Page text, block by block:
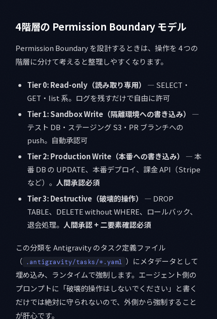
4階層の Permission Boundary モデル
Permission Boundary を設計するときは、操作を 4 つの
階層に分けて考えると整理しやすくなります。
Tier 0: Read-only（読み取り専用）
— SELECT・
GET・list 系。ログを残すだけで自由に許可
Tier 1: Sandbox Write（隔離環境への書き込み）
—
テスト DB・ステージング S3・PR ブランチへの
push。自動承認可
Tier 2: Production Write（本番への書き込み）
— 本
番 DB の UPDATE、本番デプロイ、課金 API（Stripe
など）。 人間承認必須
Tier 3: Destructive（破壊的操作）
— DROP
TABLE、DELETE without WHERE、ロールバック、
退会処理。 人間承認 + 二要素確認必須
この分類を Antigravity のタスク定義ファイル
（ .antigravity/tasks/*.yaml ）にメタデータとして
埋め込み、ランタイムで強制します。エージェント側の
プロンプトに「破壊的操作はしないでください」と書く
だけでは絶対に守られないので、外側から強制すること
が肝心です。